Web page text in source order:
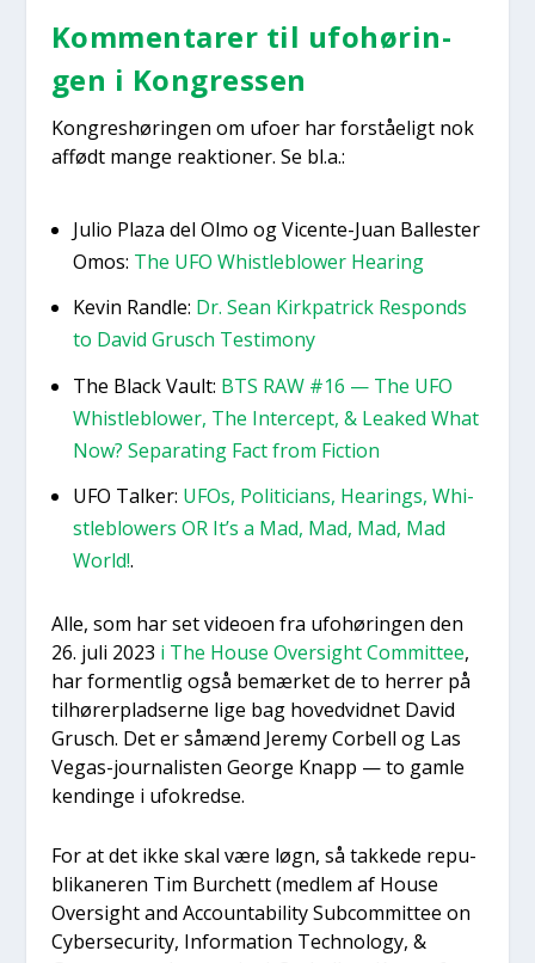
Kom­men­ta­rer til ufo­hø­rin­
gen i Kon­gres­sen
Kon­gres­hø­rin­gen om ufo­er har for­stå­e­ligt nok
affødt man­ge reak­tio­ner. Se bl.a.:
Julio Pla­za del Olmo og Vicen­te-Juan Bal­le­ster
Omos: The UFO Whi­st­le­blower Hea­ring
Kevin Rand­le: Dr. Sean Kirk­pa­tri­ck Responds
to David Grusch Testi­mo­ny
The Bla­ck Vault: BTS RAW #16 — The UFO
Whi­st­le­blower, The Inter­cept, & Lea­ked What
Now? Sepa­rat­ing Fact from Fiction
UFO Tal­ker: UFOs, Poli­ti­ci­ans, Hea­rings, Whi­
st­le­blowers OR It’s a Mad, Mad, Mad, Mad
Wor­ld!.
Alle, som har set video­en fra ufo­hø­rin­gen den
26. juli 2023 i The Hou­se Over­sight Com­mit­tee,
har for­ment­lig også bemær­ket de to her­rer på
til­hø­rer­plad­ser­ne lige bag hoved­vid­net David
Grusch. Det er såmænd Jere­my Cor­bell og Las
Vegas-jour­na­li­sten Geor­ge Knapp — to gam­le
ken­din­ge i ufokred­se.
For at det ikke skal være løgn, så tak­ke­de repu­
bli­ka­ne­ren Tim Bur­chett (med­lem af Hou­se
Over­sight and Acco­un­ta­bi­li­ty Subcom­mit­tee on
Cyber­securi­ty, Infor­ma­tion Tech­no­lo­gy, &